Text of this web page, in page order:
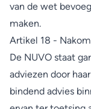
van de wet
maken.
Artikel 18 -
De NUVO staat
adviezen door
bindend advies